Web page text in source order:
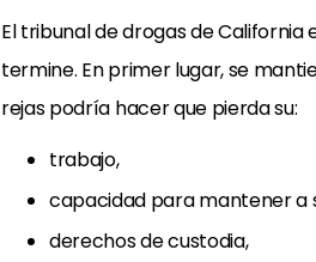
El tribunal de drogas de
termine. En primer lugar, se
rejas podría hacer que pierda su:
trabajo,
capacidad para mantener a
derechos de custodia,